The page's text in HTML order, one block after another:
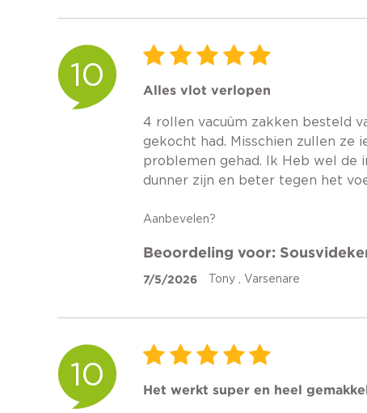
10 Alles vlot verlopen
4 rollen vacuüm zakken besteld
gekocht had. Misschien zullen ze
problemen gehad. Ik Heb wel de
dunner zijn en beter tegen het
Aanbevelen?
Beoordeling voor:
7/5/2026 Tony , Varsenare
10 Het werkt super en heel